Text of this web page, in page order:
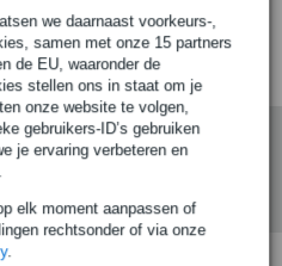
we daarnaast voorkeurs-,
samen met onze 15 partners
de EU, waaronder de
stellen ons in staat om je
onze website te volgen,
gebruikers-ID’s gebruiken
je ervaring verbeteren en
elk moment aanpassen of
rechtsonder of via onze
.